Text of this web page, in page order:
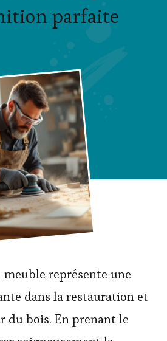
parfaite
meuble représente une
dans la restauration et
du bois. En prenant le